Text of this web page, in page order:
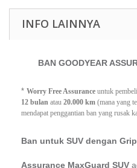
INFO LAINNYA
BAN GOODYEAR
* Worry Free Assurance
12 bulan atau 20.000 km (mana yang
mendapat penggantian ban yang rusak
Ban untuk SUV dengan
Assurance MaxGuard SUV